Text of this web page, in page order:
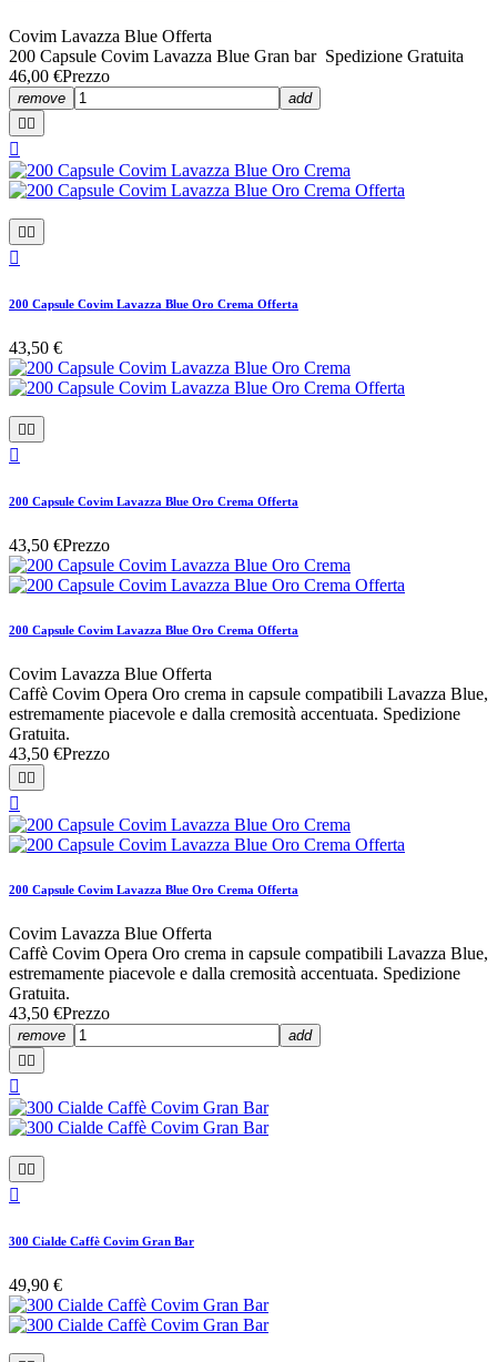
Covim Lavazza Blue Offerta
200 Capsule Covim Lavazza Blue Gran bar Spedizione Gratuita
46,00 €Prezzo
remove
add
 

 

200 Capsule Covim Lavazza Blue Oro Crema Offerta
43,50 €
 

200 Capsule Covim Lavazza Blue Oro Crema Offerta
43,50 €Prezzo
200 Capsule Covim Lavazza Blue Oro Crema Offerta
Covim Lavazza Blue Offerta
Caffè Covim Opera Oro crema in capsule compatibili Lavazza Blue,
estremamente piacevole e dalla cremosità accentuata. Spedizione
Gratuita.
43,50 €Prezzo


200 Capsule Covim Lavazza Blue Oro Crema Offerta
Covim Lavazza Blue Offerta
Caffè Covim Opera Oro crema in capsule compatibili Lavazza Blue,
estremamente piacevole e dalla cremosità accentuata. Spedizione
Gratuita.
43,50 €Prezzo
remove
add




300 Cialde Caffè Covim Gran Bar
49,90 €